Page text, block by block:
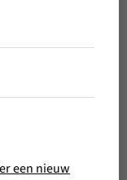
een nieuw